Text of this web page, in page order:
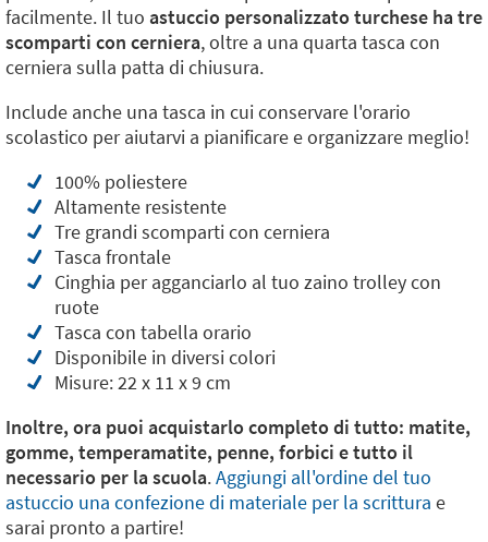
facilmente. Il tuo astuccio personalizzato turchese ha tre
scomparti con cerniera, oltre a una quarta tasca con
cerniera sulla patta di chiusura.
Include anche una tasca in cui conservare l'orario
scolastico per aiutarvi a pianificare e organizzare meglio!
100% poliestere
Altamente resistente
Tre grandi scomparti con cerniera
Tasca frontale
Cinghia per agganciarlo al tuo zaino trolley con
ruote
Tasca con tabella orario
Disponibile in diversi colori
Misure: 22 x 11 x 9 cm
Inoltre, ora puoi acquistarlo completo di tutto: matite,
gomme, temperamatite, penne, forbici e tutto il
necessario per la scuola.Aggiungi all'ordine del tuo
astuccio una confezione di materiale per la scrittura e
sarai pronto a partire!